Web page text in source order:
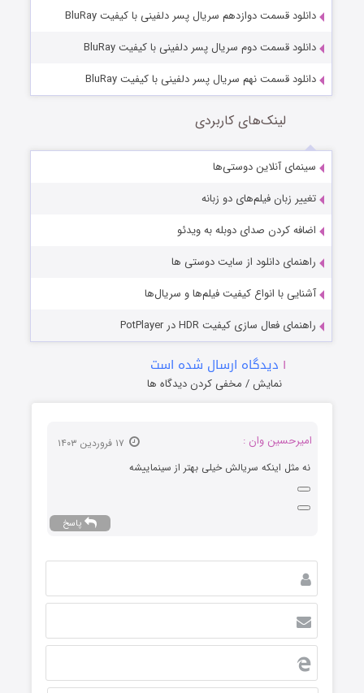
دانلود قسمت دوازدهم سریال پسر دلفینی با کیفیت BluRay
دانلود قسمت دوم سریال پسر دلفینی با کیفیت BluRay
دانلود قسمت نهم سریال پسر دلفینی با کیفیت BluRay
لینک‌های کاربردی
سینمای آنلاین دوستی‌ها
تغییر زبان فیلم‌های دو زبانه
اضافه کردن صدای دوبله به ویدئو
راهنمای دانلود از سایت دوستی ها
آشنایی با انواع کیفیت فیلم‌ها و سریال‌ها
راهنمای فعال سازی کیفیت HDR در PotPlayer
۱ دیدگاه ارسال شده است
نمایش / مخفی کردن دیدگاه ها
امیرحسین وان :
نه مثل اینکه سریالش خیلی بهتر از سینماییشه
پاسخ